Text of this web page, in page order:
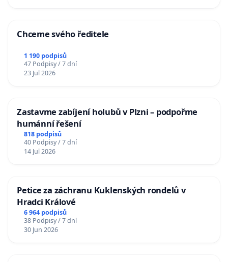
Chceme svého ředitele
1 190 podpisů
47 Podpisy / 7 dní
23 Jul 2026
Zastavme zabíjení holubů v Plzni – podpořme
humánní řešení
818 podpisů
40 Podpisy / 7 dní
14 Jul 2026
Petice za záchranu Kuklenských rondelů v
Hradci Králové
6 964 podpisů
38 Podpisy / 7 dní
30 Jun 2026